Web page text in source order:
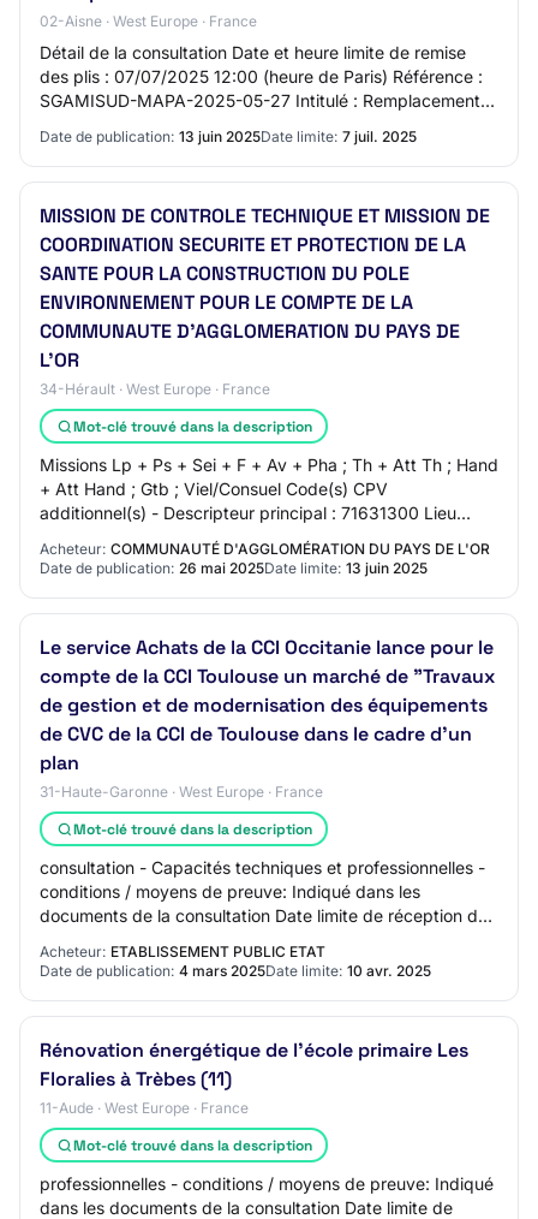
02-Aisne · West Europe · France
Détail de la consultation Date et heure limite de remise
des plis : 07/07/2025 12:00 (heure de Paris) Référence :
SGAMISUD-MAPA-2025-05-27 Intitulé : Remplacement
Date de publication: 13 juin 2025Date limite: 7 juil. 2025
MISSION DE CONTROLE TECHNIQUE ET MISSION DE
COORDINATION SECURITE ET PROTECTION DE LA
SANTE POUR LA CONSTRUCTION DU POLE
ENVIRONNEMENT POUR LE COMPTE DE LA
COMMUNAUTE D'AGGLOMERATION DU PAYS DE
L'OR
34-Hérault · West Europe · France
Mot-clé trouvé dans la description
Missions Lp + Ps + Sei + F + Av + Pha ; Th + Att Th ; Hand
+ Att Hand ; Gtb ; Viel/Consuel Code(s) CPV
additionnel(s) - Descripteur principal : 71631300 Lieu
d'exécution du lot : MUDAISON Description…
Acheteur: COMMUNAUTÉ D'AGGLOMÉRATION DU PAYS DE L'OR
Date de publication: 26 mai 2025Date limite: 13 juin 2025
Le service Achats de la CCI Occitanie lance pour le
compte de la CCI Toulouse un marché de "Travaux
de gestion et de modernisation des équipements
de CVC de la CCI de Toulouse dans le cadre d'un
plan
31-Haute-Garonne · West Europe · France
Mot-clé trouvé dans la description
consultation - Capacités techniques et professionnelles -
conditions / moyens de preuve: Indiqué dans les
documents de la consultation Date limite de réception des
Acheteur: ETABLISSEMENT PUBLIC ETAT
Date de publication: 4 mars 2025Date limite: 10 avr. 2025
Rénovation énergétique de l'école primaire Les
Floralies à Trèbes (11)
11-Aude · West Europe · France
Mot-clé trouvé dans la description
professionnelles - conditions / moyens de preuve: Indiqué
dans les documents de la consultation Date limite de